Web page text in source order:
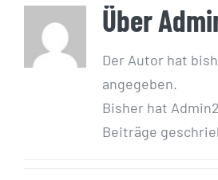
Über
Der Autor hat
angegeben.
Bisher hat
Beiträge